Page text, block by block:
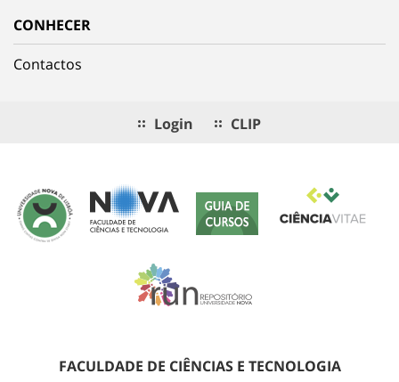
CONHECER
Contactos
Login CLIP
FACULDADE DE CIÊNCIAS E TECNOLOGIA